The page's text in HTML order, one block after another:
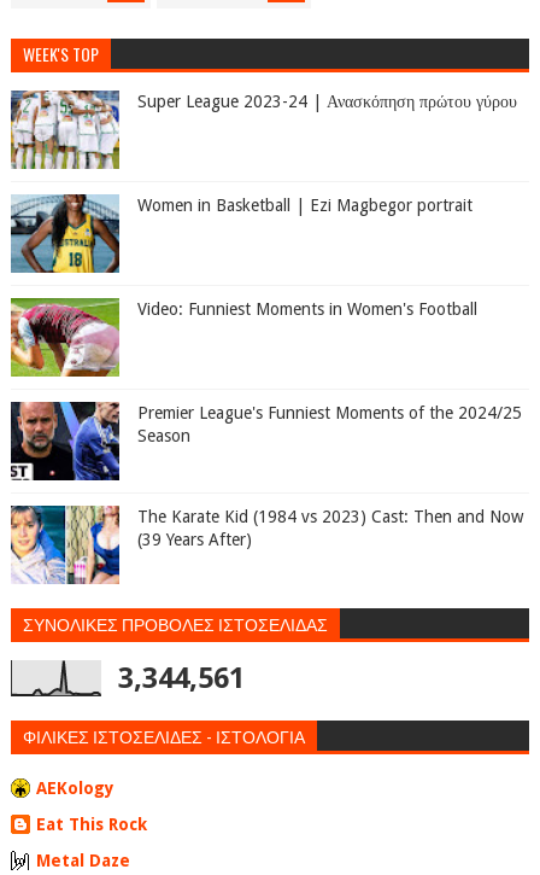
WEEK'S TOP
Super League 2023-24 | Ανασκόπηση πρώτου γύρου
Women in Basketball | Ezi Magbegor portrait
Video: Funniest Moments in Women's Football
Premier League's Funniest Moments of the 2024/25
Season
The Karate Kid (1984 vs 2023) Cast: Then and Now
(39 Years After)
ΣΥΝΟΛΙΚΕΣ ΠΡΟΒΟΛΕΣ ΙΣΤΟΣΕΛΙΔΑΣ
3,344,561
ΦΙΛΙΚΕΣ ΙΣΤΟΣΕΛΙΔΕΣ - ΙΣΤΟΛΟΓΙΑ
AEKology
Eat This Rock
Metal Daze